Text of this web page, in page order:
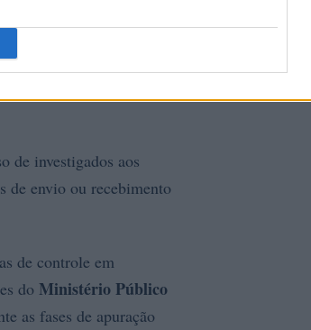
de investigados aos
de envio ou recebimento
de controle em
do Ministério Público
as fases de apuração